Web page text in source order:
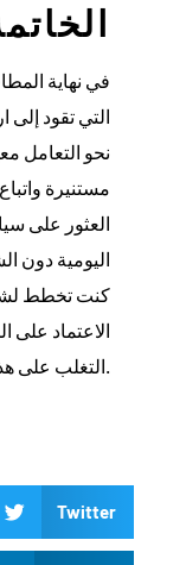
في نهاية
التي تقود
نحو التعامل
مستنيرة
العثور على
اليومية دون
كنت تخطط
الاعتماد
التغلب على هذه التحديات.
Twitter